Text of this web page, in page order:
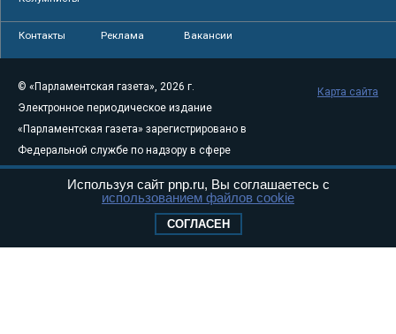
Контакты Реклама Вакансии
© «Парламентская газета», 2026 г.
Электронное периодическое издание
«Парламентская газета» зарегистрировано в
Федеральной службе по надзору в сфере
связи, информационных технологий и
массовых коммуникаций (Роскомнадзор) 05
Свидетельство о регистрации Эл № ФС77-
Карта сайта
Используя сайт pnp.ru, Вы соглашаетесь с
использованием файлов cookie
СОГЛАСЕН